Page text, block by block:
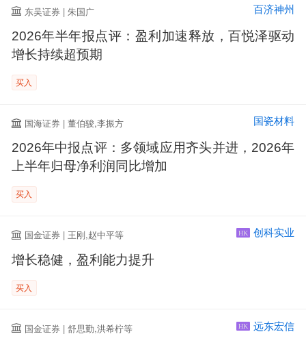
东吴证券 | 朱国广 百济神州
2026年半年报点评：盈利加速释放，百悦泽驱动
增长持续超预期
买入
国海证券 | 董伯骏,李振方 国瓷材料
2026年中报点评：多领域应用齐头并进，2026年
上半年归母净利润同比增加
买入
国金证券 | 王刚,赵中平等 HK 创科实业
增长稳健，盈利能力提升
买入
国金证券 | 舒思勤,洪希柠等 HK 远东宏信